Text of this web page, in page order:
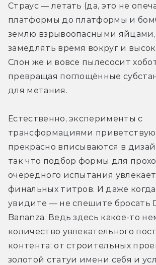
Страус — летать (да, это не
платформы до платформы и
землю взрывоопасными
замедлять время вокруг и
Слон же и вовсе пылесосит
превращая поглощённые
для метания.
Естественно, эксперименты с
трансформациями
прекрасно вписываются в
так что подбор формы для
очередного испытания
финальных титров. И даже
увидите — не спешите бросать
Bananza. Ведь здесь какое-то
количество увлекательного
контента: от строительных
золотой статуи имени себя и